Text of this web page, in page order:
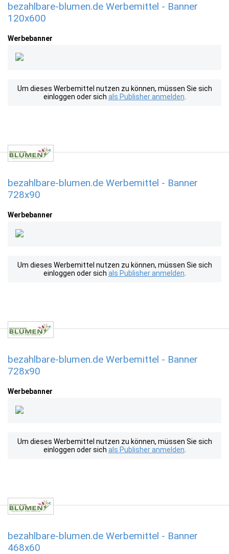
bezahlbare-blumen.de Werbemittel - Banner
120x600
Werbebanner
Um dieses Werbemittel nutzen zu können, müssen Sie sich
einloggen oder sich als Publisher anmelden
bezahlbare-blumen.de Werbemittel - Banner
728x90
Werbebanner
Um dieses Werbemittel nutzen zu können, müssen Sie sich
einloggen oder sich als Publisher anmelden
bezahlbare-blumen.de Werbemittel - Banner
728x90
Werbebanner
Um dieses Werbemittel nutzen zu können, müssen Sie sich
einloggen oder sich als Publisher anmelden
bezahlbare-blumen.de Werbemittel - Banner
468x60